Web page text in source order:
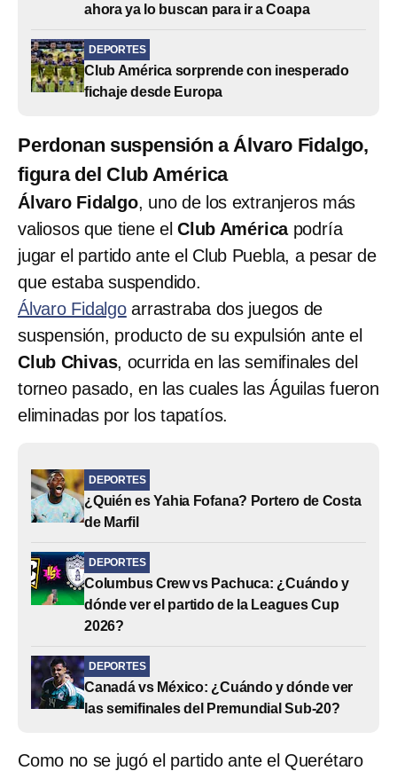
ahora ya lo buscan para ir a Coapa
DEPORTES
Club América sorprende con inesperado
fichaje desde Europa
Perdonan suspensión a Álvaro Fidalgo,
figura del Club América
Álvaro Fidalgo, uno de los extranjeros más
valiosos que tiene elClub América podría
jugar el partido ante el Club Puebla, a pesar de
que estaba suspendido.
Álvaro Fidalgoarrastraba dos juegos de
suspensión, producto de su expulsión ante el
Club Chivas, ocurrida en las semifinales del
torneo pasado, en las cuales las Águilas fueron
eliminadas por los tapatíos.
DEPORTES
¿Quién es Yahia Fofana? Portero de Costa
de Marfil
DEPORTES
Columbus Crew vs Pachuca: ¿Cuándo y
dónde ver el partido de la Leagues Cup
2026?
DEPORTES
Canadá vs México: ¿Cuándo y dónde ver
las semifinales del Premundial Sub-20?
Como no se jugó el partido ante el Querétaro